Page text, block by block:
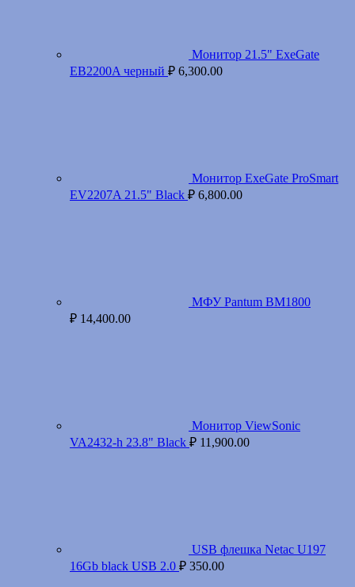
Монитор 21.5" ExeGate
EB2200A черный ₽ 6,300.00
Монитор ExeGate ProSmart
EV2207A 21.5" Black ₽ 6,800.00
МФУ Pantum BM1800
₽ 14,400.00
Монитор ViewSonic
VA2432-h 23.8" Black ₽ 11,900.00
USB флешка Netac U197
16Gb black USB 2.0 ₽ 350.00